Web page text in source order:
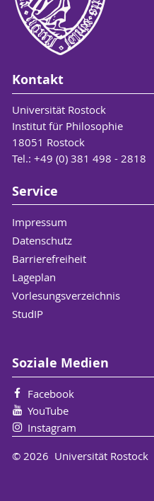
Kontakt
Universität Rostock
Institut für Philosophie
18051 Rostock
Tel.: +49 (0) 381 498 - 2818
Service
Impressum
Datenschutz
Barrierefreiheit
Lageplan
Vorlesungsverzeichnis
StudIP
Soziale Medien
Facebook
YouTube
Instagram
© 2026 Universität Rostock